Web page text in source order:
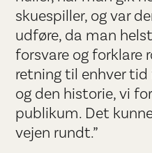
skuespiller, og var
udføre, da man
forsvare og forklare
retning til enhver
og den historie, vi
publikum. Det
vejen rundt.”